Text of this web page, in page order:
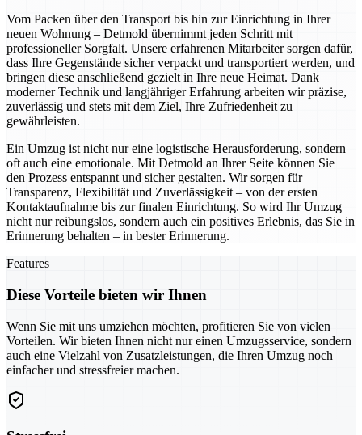
Vom Packen über den Transport bis hin zur Einrichtung in Ihrer
neuen Wohnung – Detmold übernimmt jeden Schritt mit
professioneller Sorgfalt. Unsere erfahrenen Mitarbeiter sorgen dafür,
dass Ihre Gegenstände sicher verpackt und transportiert werden, und
bringen diese anschließend gezielt in Ihre neue Heimat. Dank
moderner Technik und langjähriger Erfahrung arbeiten wir präzise,
zuverlässig und stets mit dem Ziel, Ihre Zufriedenheit zu
gewährleisten.
Ein Umzug ist nicht nur eine logistische Herausforderung, sondern
oft auch eine emotionale. Mit Detmold an Ihrer Seite können Sie
den Prozess entspannt und sicher gestalten. Wir sorgen für
Transparenz, Flexibilität und Zuverlässigkeit – von der ersten
Kontaktaufnahme bis zur finalen Einrichtung. So wird Ihr Umzug
nicht nur reibungslos, sondern auch ein positives Erlebnis, das Sie in
Erinnerung behalten – in bester Erinnerung.
Features
Diese Vorteile bieten wir Ihnen
Wenn Sie mit uns umziehen möchten, profitieren Sie von vielen
Vorteilen. Wir bieten Ihnen nicht nur einen Umzugsservice, sondern
auch eine Vielzahl von Zusatzleistungen, die Ihren Umzug noch
einfacher und stressfreier machen.